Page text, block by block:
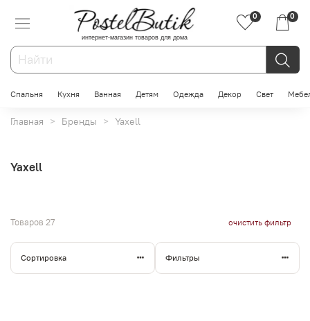
интернет-магазин товаров для дома
0 0
Спальня Кухня Ванная Детям Одежда Декор Свет
Главная Бренды Yaxell
Yaxell
Товаров 27 очистить фильтр
Сортировка Фильтры